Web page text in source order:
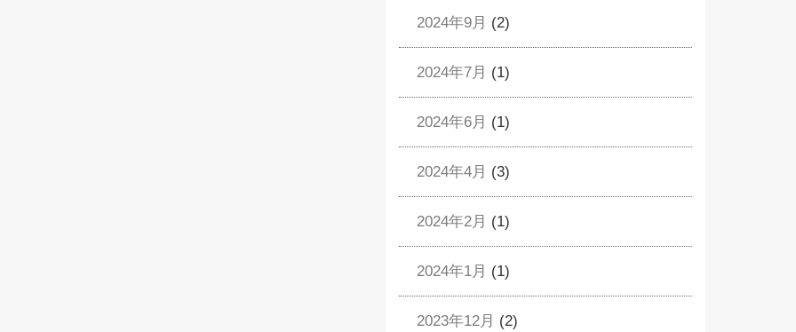
2024年9月 (2)
2024年7月 (1)
2024年6月 (1)
2024年4月 (3)
2024年2月 (1)
2024年1月 (1)
2023年12月 (2)